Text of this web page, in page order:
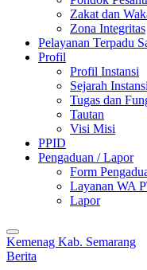
Zakat dan
Zona Integritas
Pelayanan Terpadu
Profil
Profil Instansi
Sejarah
Tugas dan
Tautan
Visi Misi
PPID
Pengaduan / Lapor
Form
Layanan WA
Lapor
Kemenag Kab. Semarang
Berita